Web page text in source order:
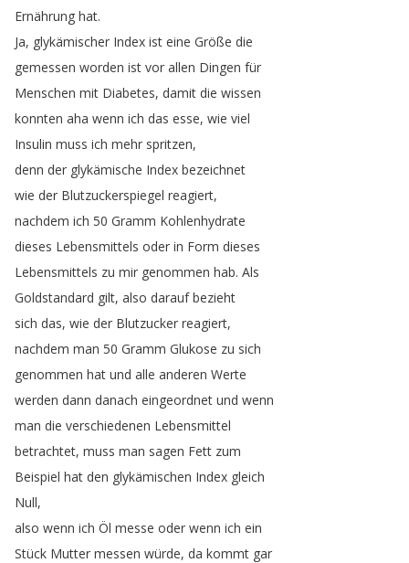
Ernährung hat.
Ja, glykämischer Index ist eine Größe die
gemessen worden ist vor allen Dingen für
Menschen mit Diabetes, damit die wissen
konnten aha wenn ich das esse, wie viel
Insulin muss ich mehr spritzen,
denn der glykämische Index bezeichnet
wie der Blutzuckerspiegel reagiert,
nachdem ich 50 Gramm Kohlenhydrate
dieses Lebensmittels oder in Form dieses
Lebensmittels zu mir genommen hab. Als
Goldstandard gilt, also darauf bezieht
sich das, wie der Blutzucker reagiert,
nachdem man 50 Gramm Glukose zu sich
genommen hat und alle anderen Werte
werden dann danach eingeordnet und wenn
man die verschiedenen Lebensmittel
betrachtet, muss man sagen Fett zum
Beispiel hat den glykämischen Index gleich
Null,
also wenn ich Öl messe oder wenn ich ein
Stück Mutter messen würde, da kommt gar